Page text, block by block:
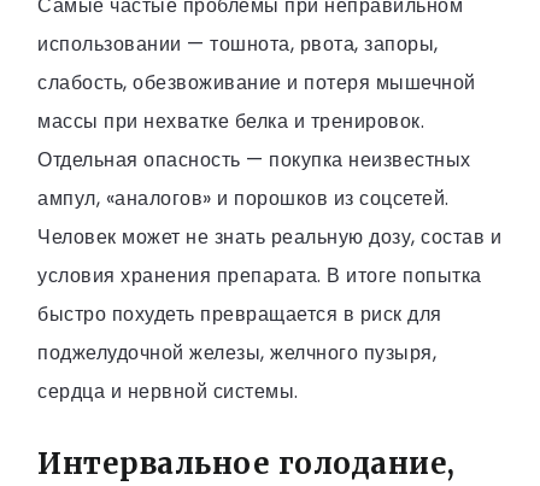
Самые частые проблемы при неправильном
использовании — тошнота, рвота, запоры,
слабость, обезвоживание и потеря мышечной
массы при нехватке белка и тренировок.
Отдельная опасность — покупка неизвестных
ампул, «аналогов» и порошков из соцсетей.
Человек может не знать реальную дозу, состав и
условия хранения препарата. В итоге попытка
быстро похудеть превращается в риск для
поджелудочной железы, желчного пузыря,
сердца и нервной системы.
Интервальное голодание,